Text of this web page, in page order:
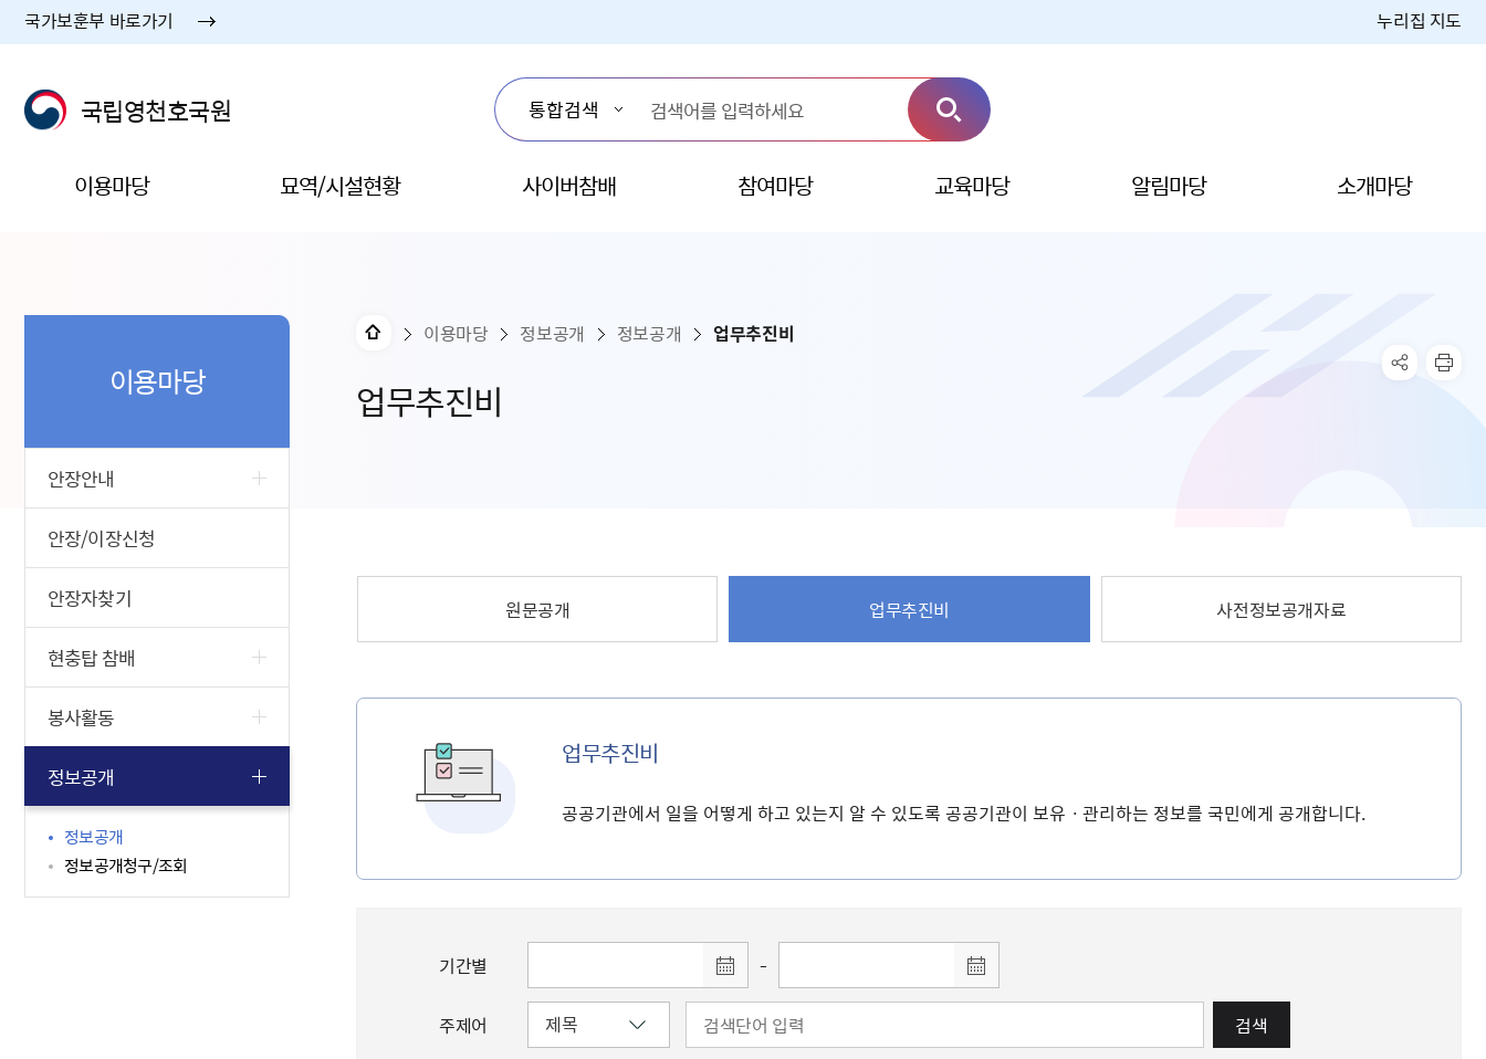
국가보훈부 바로가기 누리집 지도
국립영천호국원
이용마당 묘역/시설현황 사이버참배 참여마당 교육마당 알림마당 소개마당
업무추진비
이용마당 정보공개 정보공개 업무추진비
이용마당
안장안내
안장/이장신청
안장자찾기
현충탑 참배
봉사활동
정보공개
정보공개
정보공개청구/조회
원문공개 업무추진비 사전정보공개자료
업무추진비
공공기관에서 일을 어떻게 하고 있는지 알 수 있도록 공공기관이 보유ㆍ관리하는 정보를 국민에게 공개합니다.
기간별 -
주제어 검색